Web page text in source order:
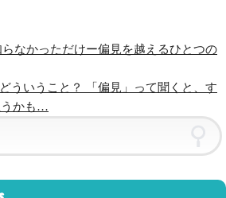
なかっただけー偏見を越えるひとつの
ういうこと？ 「偏見」って聞くと、す
うかも…